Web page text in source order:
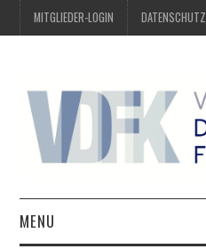
MITGLIEDER-LOGIN DATENSCHUTZ
MENU